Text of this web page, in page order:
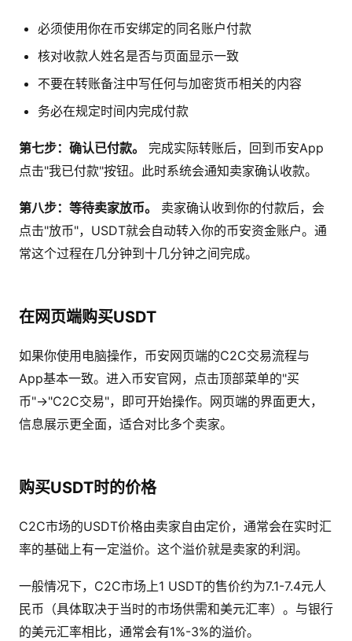
必须使用你在币安绑定的同名账户付款
核对收款人姓名是否与页面显示一致
不要在转账备注中写任何与加密货币相关的内容
务必在规定时间内完成付款
第七步：确认已付款。
完成实际转账后，回到币安App
点击"我已付款"按钮。此时系统会通知卖家确认收款。
第八步：等待卖家放币。
卖家确认收到你的付款后，会
点击"放币"，USDT就会自动转入你的币安资金账户。通
常这个过程在几分钟到十几分钟之间完成。
在网页端购买USDT
如果你使用电脑操作，币安网页端的C2C交易流程与
App基本一致。进入币安官网，点击顶部菜单的"买
币"→"C2C交易"，即可开始操作。网页端的界面更大，
信息展示更全面，适合对比多个卖家。
购买USDT时的价格
C2C市场的USDT价格由卖家自由定价，通常会在实时汇
率的基础上有一定溢价。这个溢价就是卖家的利润。
一般情况下，C2C市场上1 USDT的售价约为7.1-7.4元人
民币（具体取决于当时的市场供需和美元汇率）。与银行
的美元汇率相比，通常会有1%-3%的溢价。